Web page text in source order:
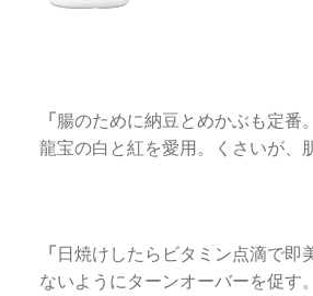
「 腸のために納豆とめかぶも定
龍宝の白と紅を愛用。くさいが、
「 日焼けしたらビタミン点滴で即
ないようにターンオーバーを促す